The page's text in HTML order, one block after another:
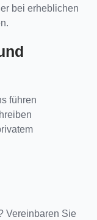
bei erheblichen
führen
Vereinbaren Sie